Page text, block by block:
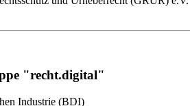
"recht.digital"
Industrie (BDI)